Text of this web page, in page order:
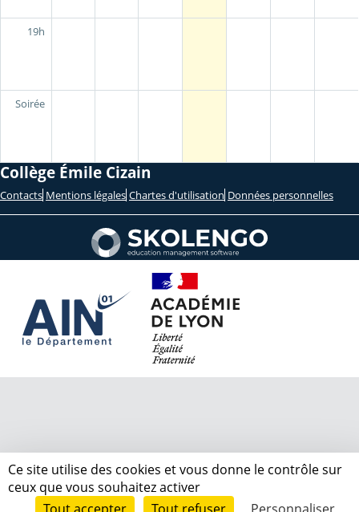
19h
Soirée
Collège Émile Cizain
Contacts Mentions légales Chartes d'utilisation Données personnelles
Ce site utilise des cookies et vous donne le contrôle sur
ceux que vous souhaitez activer